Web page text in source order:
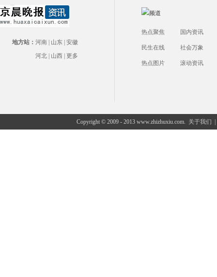
地方站： 河南 山东 安徽
河北
山西 更多
热点聚焦 国内资讯
民生在线 社会万象
热点图片 滚动资讯
Copyright © 2009 - 2013 www.zhizhuxiu.com. 关于我们